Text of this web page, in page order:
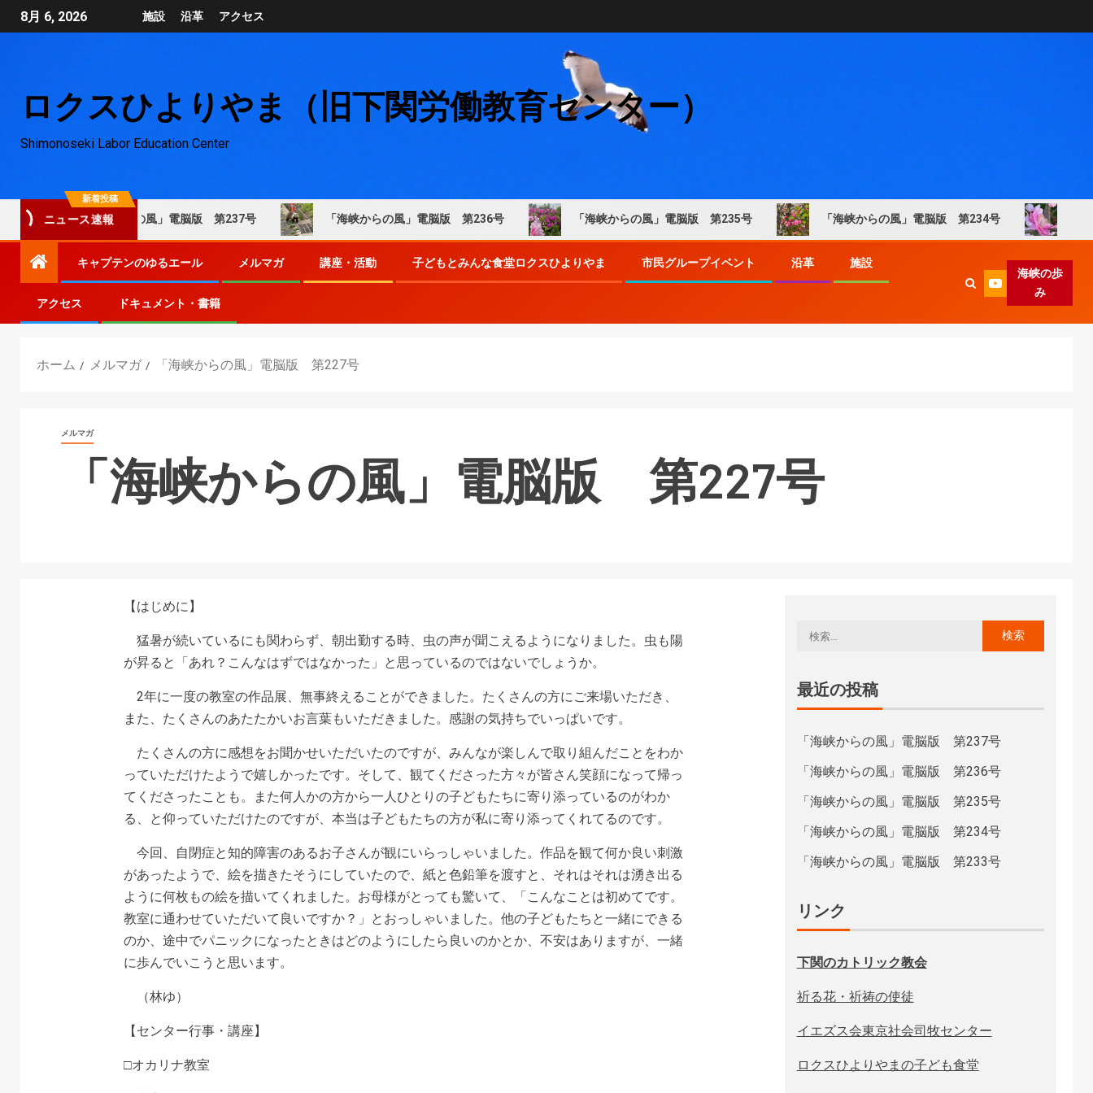
8月 6, 2026 施設 沿革 アクセス
ロクスひよりやま（旧下関労働教育センター）
Shimonoseki Labor Education Center
新着投稿
ニュース速報
「海峡からの風」電脳版 第237号 「海峡からの風」電脳版 第236号 「海峡からの風」電脳版 第235号 「海峡からの風」電脳版 第234号 「海峡か
キャプテンのゆるエール メルマガ 講座・活動 子どもとみんな食堂ロクスひよりやま 市民グループイベント 沿革 施設
アクセス ドキュメント・書籍
海峡の歩
み
ホーム メルマガ 「海峡からの風」電脳版 第227号
メルマガ
「海峡からの風」電脳版 第227号
【はじめに】
猛暑が続いているにも関わらず、朝出勤する時、虫の声が聞こえるようになりました。虫も陽
が昇ると「あれ？こんなはずではなかった」と思っているのではないでしょうか。
2年に一度の教室の作品展、無事終えることができました。たくさんの方にご来場いただき、
また、たくさんのあたたかいお言葉もいただきました。感謝の気持ちでいっぱいです。
たくさんの方に感想をお聞かせいただいたのですが、みんなが楽しんで取り組んだことをわか
っていただけたようで嬉しかったです。そして、観てくださった方々が皆さん笑顔になって帰っ
てくださったことも。また何人かの方から一人ひとりの子どもたちに寄り添っているのがわか
る、と仰っていただけたのですが、本当は子どもたちの方が私に寄り添ってくれてるのです。
今回、自閉症と知的障害のあるお子さんが観にいらっしゃいました。作品を観て何か良い刺激
があったようで、絵を描きたそうにしていたので、紙と色鉛筆を渡すと、それはそれは湧き出る
ように何枚もの絵を描いてくれました。お母様がとっても驚いて、「こんなことは初めてです。
教室に通わせていただいて良いですか？」とおっしゃいました。他の子どもたちと一緒にできる
のか、途中でパニックになったときはどのようにしたら良いのかとか、不安はありますが、一緒
に歩んでいこうと思います。
（林ゆ）
【センター行事・講座】
□オカリナ教室
最近の投稿
「海峡からの風」電脳版 第237号
「海峡からの風」電脳版 第236号
「海峡からの風」電脳版 第235号
「海峡からの風」電脳版 第234号
「海峡からの風」電脳版 第233号
リンク
下関のカトリック教会
祈る花・祈祷の使徒
イエズス会東京社会司牧センター
ロクスひよりやまの子ども食堂